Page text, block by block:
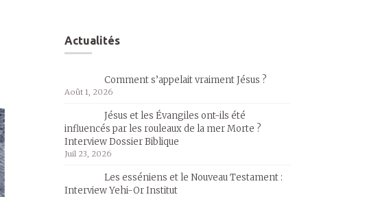
Actualités
Comment s’appelait vraiment Jésus ?
Août 1, 2026
Jésus et les Évangiles ont-ils été
influencés par les rouleaux de la mer Morte ?
Interview Dossier Biblique
Juil 23, 2026
Les esséniens et le Nouveau Testament :
Interview Yehi-Or Institut